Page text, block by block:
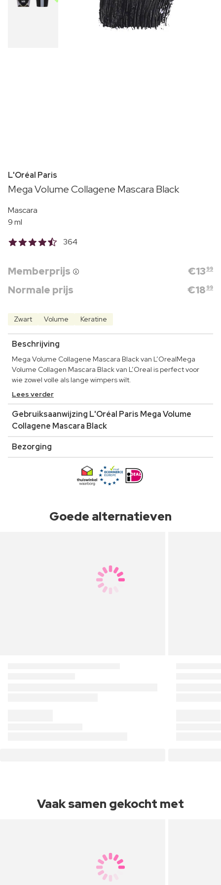
L'Oréal Paris
Mega Volume Collagene Mascara Black
Mascara
9 ml
364
Memberprijs €13 99
Normale prijs €18 99
Zwart Volume Keratine
Beschrijving
Mega Volume Collagene Mascara Black van L’OrealMega
Volume Collagen Mascara Black van L’Oreal is perfect voor
wie zowel volle als lange wimpers wilt.
Lees verder
Gebruiksaanwijzing L'Oréal Paris Mega Volume
Collagene Mascara Black
Bezorging
Goede alternatieven
Vaak samen gekocht met